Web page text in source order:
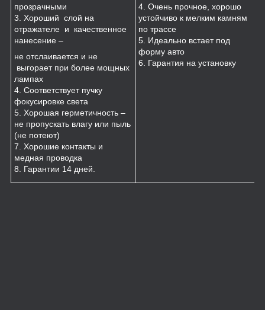
прозрачными
3. Хороший слой на
отражателе и качественное
нанесение –
не отслаивается и не
выгорает при более мощных
лампах
4. Соответствует пучку
фокусировке света
5. Хорошая герметичность –
не пропускать влагу или пыль
(не потеют)
7. Хорошие контакты и
медная проводка
8. Гарантии 14 дней.
4. Очень прочное, хорошо
устойчиво к мелким камням
по трассе
5. Идеально встает под
форму авто
6. Гарантия на установку